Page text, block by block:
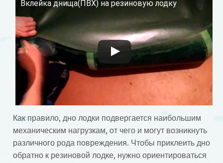
Вклейка днища(ПВХ) на резиновую лодку
Смотрите это видео на YouTube
Как правило, дно лодки подвергается наибольшим
механическим нагрузкам, от чего и могут возникнуть
различного рода повреждения. Чтобы приклеить дно
обратно к резиновой лодке, нужно ориентироваться